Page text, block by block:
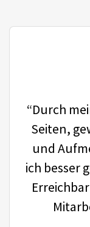
“Durch
Seiten,
und
ich besser